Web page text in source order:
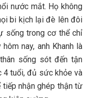
nước mắt. Họ không
bi kịch lại đè lên đôi
sống trong cơ thể chỉ
nay, anh Khanh là
sống sót đến tận
4 tuổi, đủ sức khỏe và
nhận ghép thận từ